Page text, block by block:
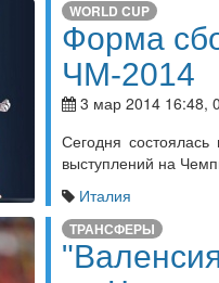
WORLD CUP
Форма
ЧМ-2014
3 мар 2014 16:48, 0
Сегодня
выступлений на
Италия
ТРАНСФЕРЫ